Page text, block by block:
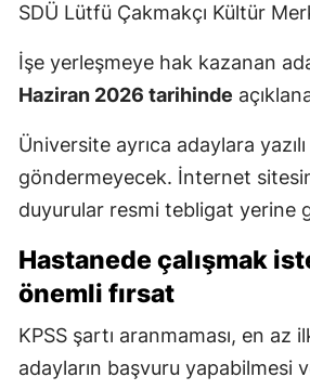
SDÜ Lütfü Çakmakçı Kültür
İşe yerleşmeye hak kazanan
Haziran 2026 tarihinde
Üniversite ayrıca adaylara
göndermeyecek. İnternet
duyurular resmi tebligat yerine
Hastanede çalışmak
önemli fırsat
KPSS şartı aranmaması, en az
adayların başvuru yapabilmesi